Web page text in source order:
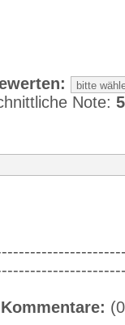
Note: 5